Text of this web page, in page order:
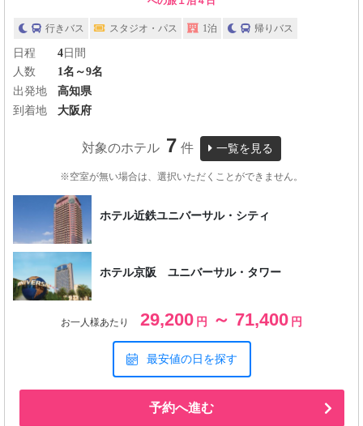
行きバス スタジオ・パス 1泊 帰りバス
日程 4日間
人数
1名～9名
出発地
高知県
到着地
大阪府
対象のホテル 7 件 一覧を見る
※空室が無い場合は、選択いただくことができません。
ホテル近鉄ユニバーサル・シティ
ホテル京阪 ユニバーサル・タワー
お一人様あたり 29,200 円 ～ 71,400 円
最安値の日を探す
予約へ進む